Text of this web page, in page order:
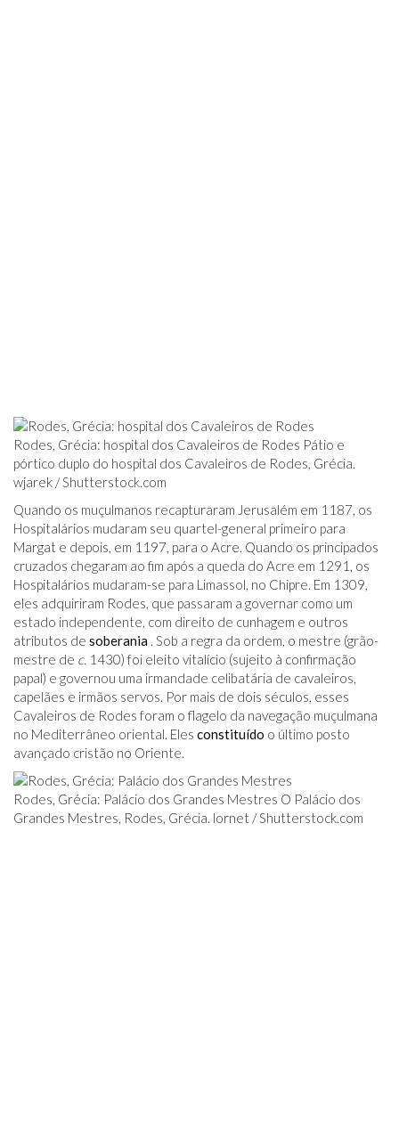
Rodes, Grécia: hospital dos Cavaleiros de Rodes Pátio e
pórtico duplo do hospital dos Cavaleiros de Rodes, Grécia.
wjarek /Shutterstock.com
Quando os muçulmanos recapturaram Jerusalém em 1187, os
Hospitalários mudaram seu quartel-general primeiro para
Margat e depois, em 1197, para o Acre. Quando os principados
cruzados chegaram ao fim após a queda do Acre em 1291, os
Hospitalários mudaram-se para Limassol, no Chipre. Em 1309,
eles adquiriram Rodes, que passaram a governar como um
estado independente, com direito de cunhagem e outros
atributos de soberania . Sob a regra da ordem, o mestre (grão-
mestre de c. 1430) foi eleito vitalício (sujeito à confirmação
papal) e governou uma irmandade celibatária de cavaleiros,
capelães e irmãos servos. Por mais de dois séculos, esses
Cavaleiros de Rodes foram o flagelo da navegação muçulmana
no Mediterrâneo oriental. Eles constituído o último posto
avançado cristão no Oriente.
Rodes, Grécia: Palácio dos Grandes Mestres O Palácio dos
Grandes Mestres, Rodes, Grécia. lornet /Shutterstock.com